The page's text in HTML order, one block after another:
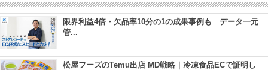
限界利益4倍・欠品率10分の1の成果事例も データ一元
管...
松屋フーズのTemu出店 MD戦略｜冷凍食品ECで証明し